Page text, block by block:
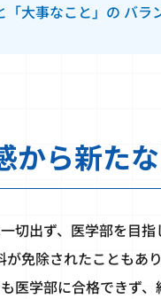
「大事なこと」の バ
から新た
切出ず、医学部を目
免除されたこともあ
医学部に合格できず